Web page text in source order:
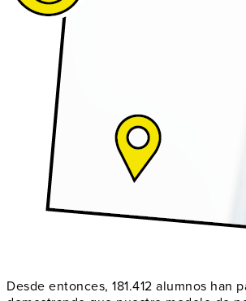
Desde entonces, 181.412 alumnos han